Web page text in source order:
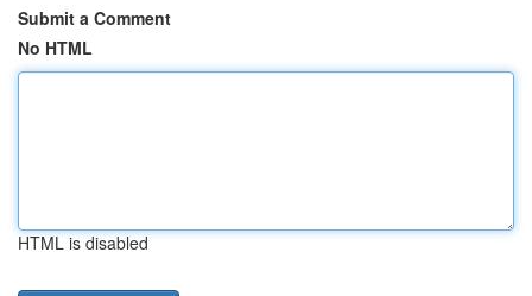
Submit a Comment
No HTML
HTML is disabled